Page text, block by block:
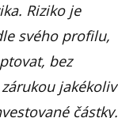
Riziko je
svého profilu,
bez
jakékoliv
částky.